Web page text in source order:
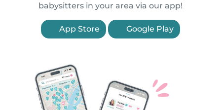
babysitters in your area via our app!
App Store Google Play